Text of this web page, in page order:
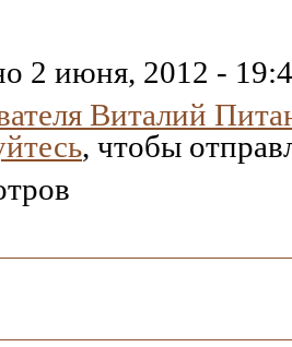
2 июня, 2012 -
Виталий
, чтобы